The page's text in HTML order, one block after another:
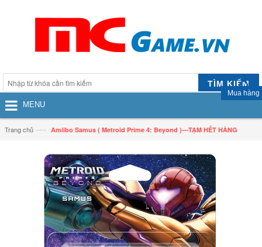
TÌM KIẾM
Mua hàng
MENU
Trang chủ —› Amiibo Samus ( Metroid Prime 4: Beyond )---TẠM HẾT HÀNG